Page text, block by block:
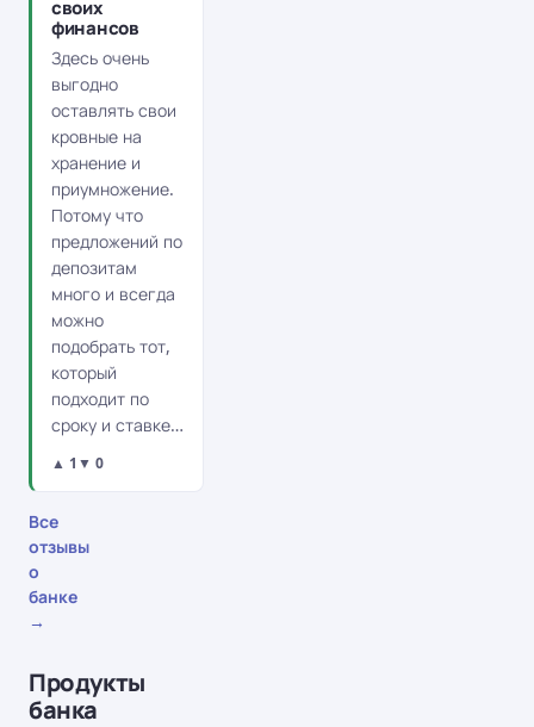
своих
финансов
Здесь очень
выгодно
оставлять свои
кровные на
хранение и
приумножение.
Потому что
предложений по
депозитам
много и всегда
можно
подобрать тот,
который
подходит по
сроку и ставке…
▲ 1 ▼ 0
Все
отзывы
о
банке
→
Продукты
банка